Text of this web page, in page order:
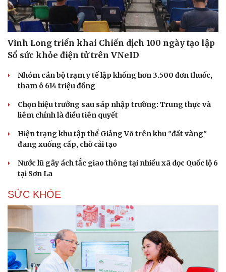
Vĩnh Long triển khai Chiến dịch 100 ngày tạo lập
Sổ sức khỏe điện tử trên VNeID
Nhóm cán bộ trạm y tế lập khống hơn 3.500 đơn thuốc,
tham ô 614 triệu đồng
Chọn hiệu trưởng sau sáp nhập trường: Trung thực và
liêm chính là điều tiên quyết
Hiện trạng khu tập thể Giảng Võ trên khu "đất vàng"
đang xuống cấp, chờ cải tạo
Nước lũ gây ách tắc giao thông tại nhiều xã dọc Quốc lộ 6
tại Sơn La
SỨC KHỎE